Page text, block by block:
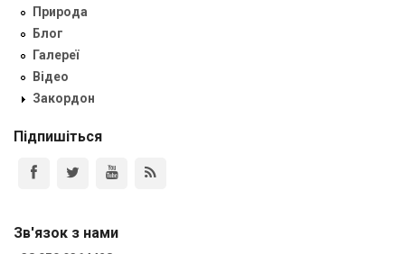
Природа
Блог
Галереї
Відео
Закордон
Підпишіться
Зв'язок з нами